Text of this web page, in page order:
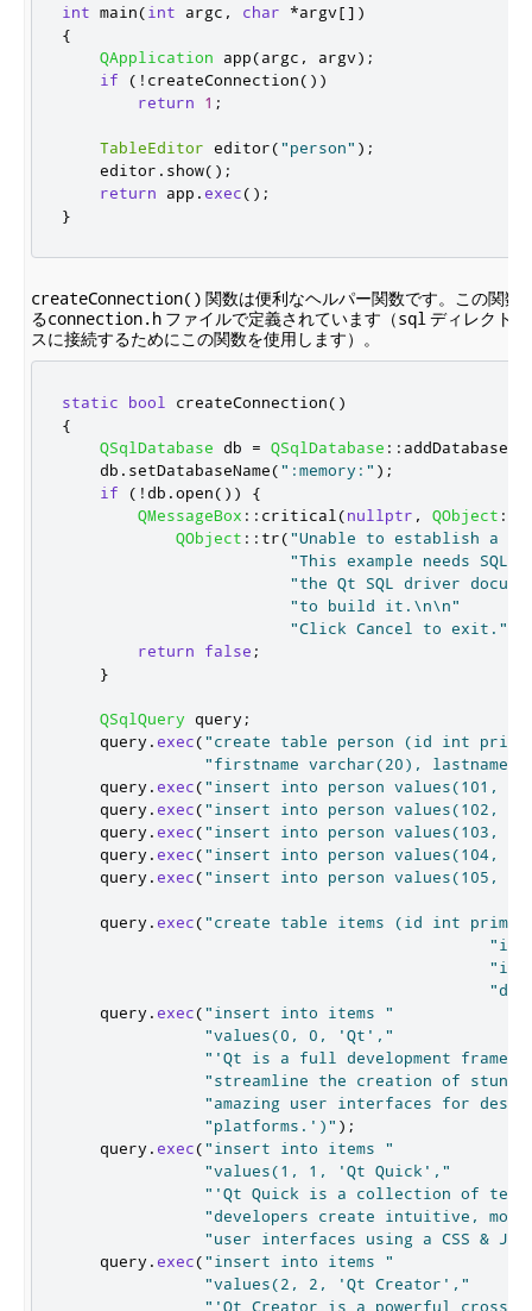
int main(int argc , char *argv[] )
{
QApplication app(argc , argv);
if
( ! createConnection())
return
1 ;
TableEditor editor("person" );
    editor
. show();
return app .exec();
}
createConnection() 関数は便利なヘルパー関数です。この関数
るconnection.h ファイルで定義されています（sqlディレクト
スに接続するためにこの関数を使用します）。
static bool createConnection()
{
QSqlDatabase db = QSqlDatabase :: addDatabase
    db
. setDatabaseName(":memory:" );
if
( ! db .open())
{
QMessageBox :: critical (nullptr , QObject ::
QObject :: tr("Unable to establish a
"This example needs
"the Qt SQL
driver
"to build it.\n\n"
"Click Cancel to exit."
return
false ;
}
QSqlQuery query ;
    query
.exec("create table person (id int
"firstname varchar(20), lastname
    query
.exec("insert into person values(101,
    query
.exec("insert into person values(102,
    query
.exec("insert into person values(103,
    query
.exec("insert into person values(104,
    query
.exec("insert into person values(105,
    query
.exec("create table items (id int
    query
.exec("insert into items "
"values(0, 0, 'Qt',"
"'Qt is a full development
"streamline the creation of
"amazing user interfaces for
"platforms.')" );
    query
.exec("insert into items "
"values(1, 1, 'Qt Quick ',"
"'Qt Quick is a collection of
"developers create intuitive,
"user interfaces using a CSS &
    query
.exec("insert into items "
"values(2, 2, 'Qt Creator ',"
"'Qt Creator is a powerful cross-